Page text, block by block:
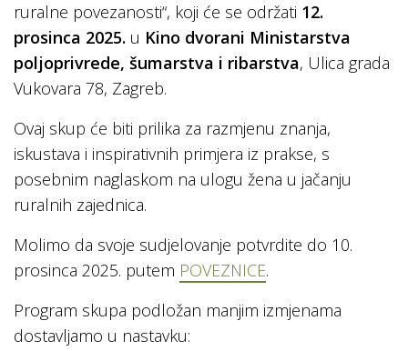
ruralne povezanosti“, koji će se održati 12.
prosinca 2025. u Kino dvorani Ministarstva
poljoprivrede, šumarstva i ribarstva, Ulica grada
Vukovara 78, Zagreb.
Ovaj skup će biti prilika za razmjenu znanja,
iskustava i inspirativnih primjera iz prakse, s
posebnim naglaskom na ulogu žena u jačanju
ruralnih zajednica.
Molimo da svoje sudjelovanje potvrdite do 10.
prosinca 2025. putem POVEZNICE.
Program skupa podložan manjim izmjenama
dostavljamo u nastavku: